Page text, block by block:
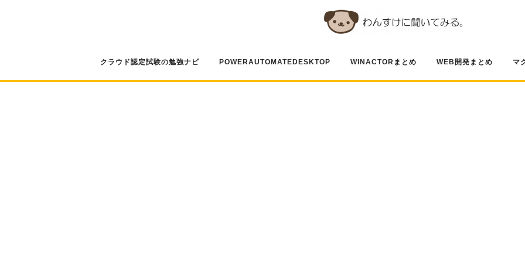
ス
クラウド認定試験の勉強ナビ POWERAUTOMATEDESKTOP WINACTORまとめ WEB開発まとめ マ